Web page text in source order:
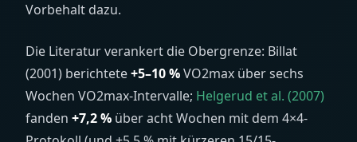
Vorbehalt dazu.
Die Literatur verankert die Obergrenze: Billat
(2001) berichtete+5–10 %VO2max über sechs
Wochen VO2max-Intervalle; Helgerud et al. (2007)
fanden +7,2 % über acht Wochen mit dem 4×4-